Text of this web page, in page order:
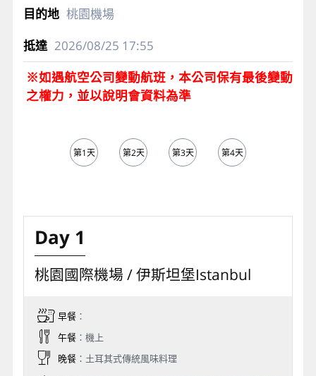
桃園機場
2026/08/25 17:55
※如遇航空公司變動航班，本公司保有最後變動
之權力，並以說明會資料為準
第1天 第2天 第3天 第4天
Day 1
桃園國際機場 / 伊斯坦堡Istanbul
早餐：
午餐：機上
晚餐：土耳其式傳統風味料理